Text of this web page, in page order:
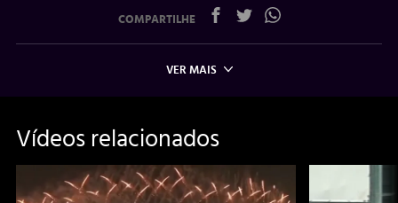
COMPARTILHE
VER MAIS
Vídeos relacionados